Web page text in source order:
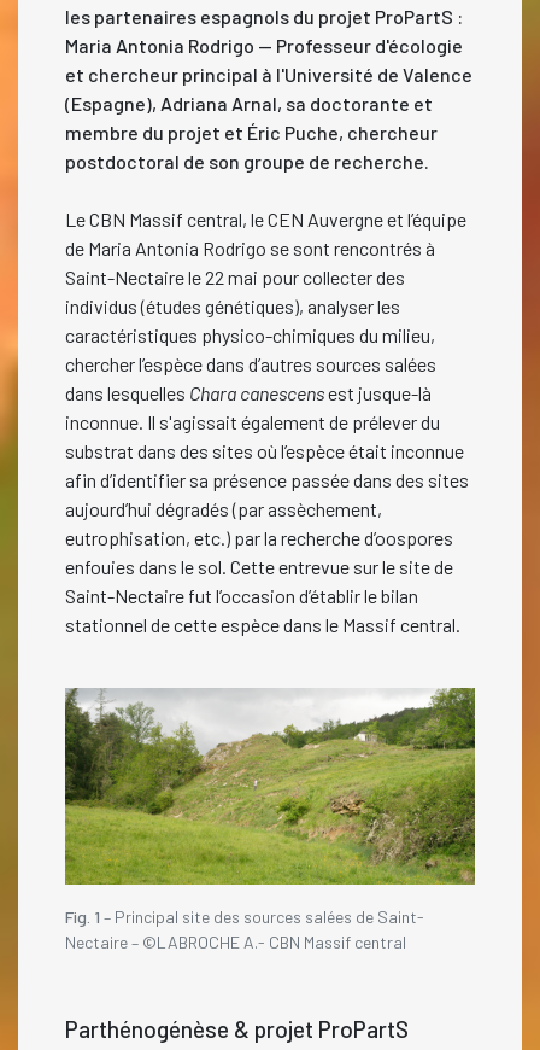
les partenaires espagnols du projet ProPartS :
Maria Antonia Rodrigo — Professeur d'écologie
et chercheur principal à l'Université de Valence
(Espagne), Adriana Arnal, sa doctorante et
membre du projet et Éric Puche, chercheur
postdoctoral de son groupe de recherche.
Le CBN Massif central, le CEN Auvergne et l’équipe
de Maria Antonia Rodrigo se sont rencontrés à
Saint-Nectaire le 22 mai pour collecter des
individus (études génétiques), analyser les
caractéristiques physico-chimiques du milieu,
chercher l’espèce dans d’autres sources salées
dans lesquelles Chara canescensest jusque-là
inconnue. Il s'agissait également de prélever du
substrat dans des sites où l’espèce était inconnue
afin d’identifier sa présence passée dans des sites
aujourd’hui dégradés (par assèchement,
eutrophisation, etc.) par la recherche d’oospores
enfouies dans le sol. Cette entrevue sur le site de
Saint-Nectaire fut l’occasion d’établir le bilan
stationnel de cette espèce dans le Massif central.
Fig. 1 – Principal site des sources salées de Saint-
Nectaire – ©LABROCHE A.- CBN Massif central
Parthénogénèse & projet ProPartS